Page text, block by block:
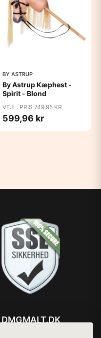
BY ASTRUP
By Astrup Kæphest -
Spirit - Blond
VEJL. PRIS 749,95 KR
599,96 kr
DMGMALT.DK